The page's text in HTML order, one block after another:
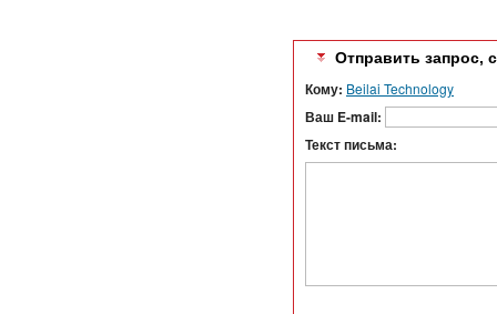
Отправить запрос,
Кому: Beilai Technology
Ваш E-mail:
Текст письма: